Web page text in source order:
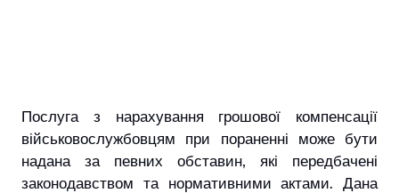
Послуга з нарахування грошової компенсації
військовослужбовцям при пораненні може бути
надана за певних обставин, які передбачені
законодавством та нормативними актами. Дана